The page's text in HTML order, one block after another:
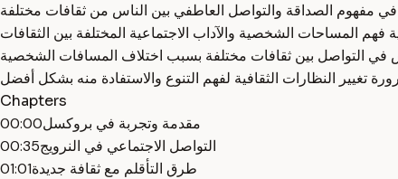
Chapters
00:00مقدمة وتجربة في بروكسل
00:35التواصل الاجتماعي في النرويج
01:01طرق التأقلم مع ثقافة جديدة